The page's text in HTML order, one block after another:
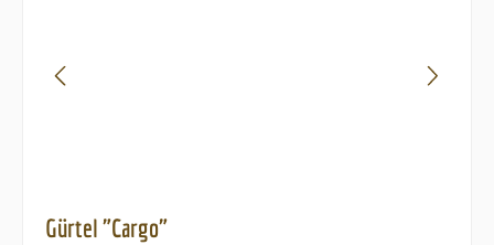
Gürtel "Cargo"